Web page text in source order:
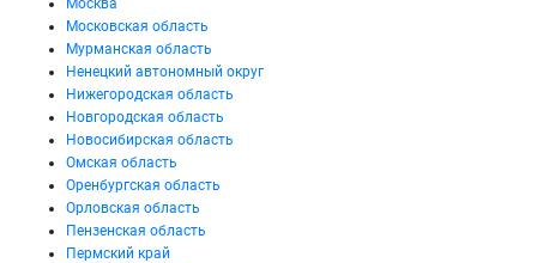
Москва
Московская область
Мурманская область
Ненецкий автономный округ
Нижегородская область
Новгородская область
Новосибирская область
Омская область
Оренбургская область
Орловская область
Пензенская область
Пермский край